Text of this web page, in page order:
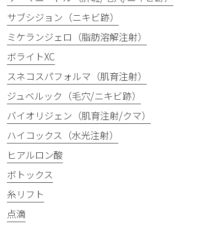
サブシジョン（ニキビ跡）
ミケランジェロ（脂肪溶解注射）
ボライトXC
スネコスパフォルマ（肌育注射）
ジュベルック（毛穴/ニキビ跡）
バイオリジェン（肌育注射/クマ）
ハイコックス（水光注射）
ヒアルロン酸
ボトックス
糸リフト
点滴